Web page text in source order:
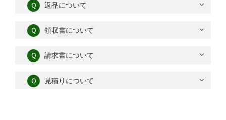
Ｑ 返品について
Ｑ 領収書について
Ｑ 請求書について
Ｑ 見積りについて